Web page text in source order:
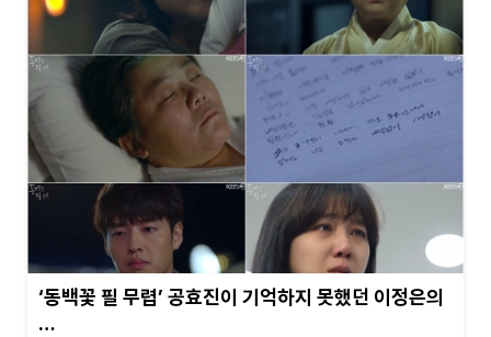
‘동백꽃 필 무렵’ 공효진이 기억하지 못했던 이정은의
…